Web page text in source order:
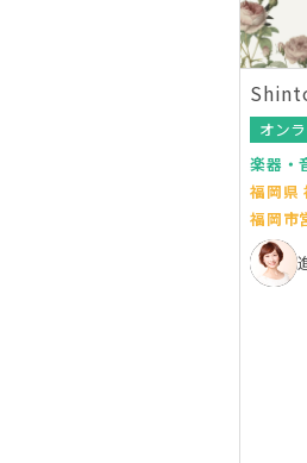
オン
楽器・
福岡県
福岡市